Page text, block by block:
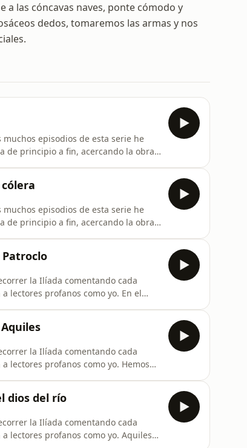
las cóncavas naves, ponte cómodo y
dedos, tomaremos las armas y nos
de principio a fin, acercando la obra
de principio a fin, acercando la obra
Patroclo
profanos como yo. En el
profanos como yo. Hemos
dios del río
profanos como yo. Aquiles